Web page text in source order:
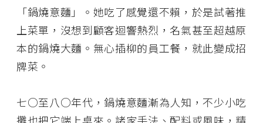
「鍋燒意麵」。她吃了感覺還不賴，於是試著推
上菜單，沒想到顧客迴響熱烈，名氣甚至超越原
本的鍋燒大麵。無心插柳的員工餐，就此變成招
牌菜。
七○至八○年代，鍋燒意麵漸為人知，不少小吃